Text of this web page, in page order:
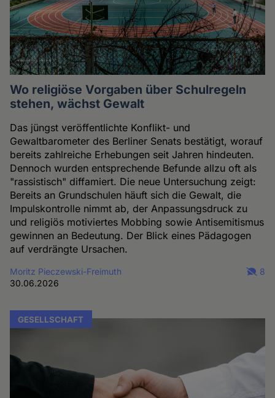
Wo religiöse Vorgaben über Schulregeln
stehen, wächst Gewalt
Das jüngst veröffentlichte Konflikt- und
Gewaltbarometer des Berliner Senats bestätigt, worauf
bereits zahlreiche Erhebungen seit Jahren hindeuten.
Dennoch wurden entsprechende Befunde allzu oft als
"rassistisch" diffamiert. Die neue Untersuchung zeigt:
Bereits an Grundschulen häuft sich die Gewalt, die
Impulskontrolle nimmt ab, der Anpassungsdruck zu
und religiös motiviertes Mobbing sowie Antisemitismus
gewinnen an Bedeutung. Der Blick eines Pädagogen
auf verdrängte Ursachen.
Moritz Pieczewski-Freimuth
30.06.2026
8
GESELLSCHAFT